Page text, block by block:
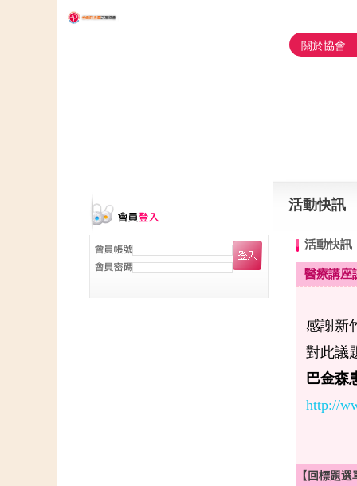
關於協會
活動快訊
活動快訊
醫療講座
感謝新
對此議
巴金森
http://
【回標題選